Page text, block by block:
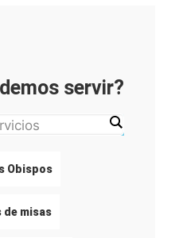
a la
de
servir?
de misas
Obispos